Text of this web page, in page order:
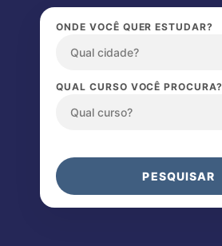
ONDE VOCÊ QUER ESTUDAR?
QUAL CURSO VOCÊ PROCURA?
PESQUISAR